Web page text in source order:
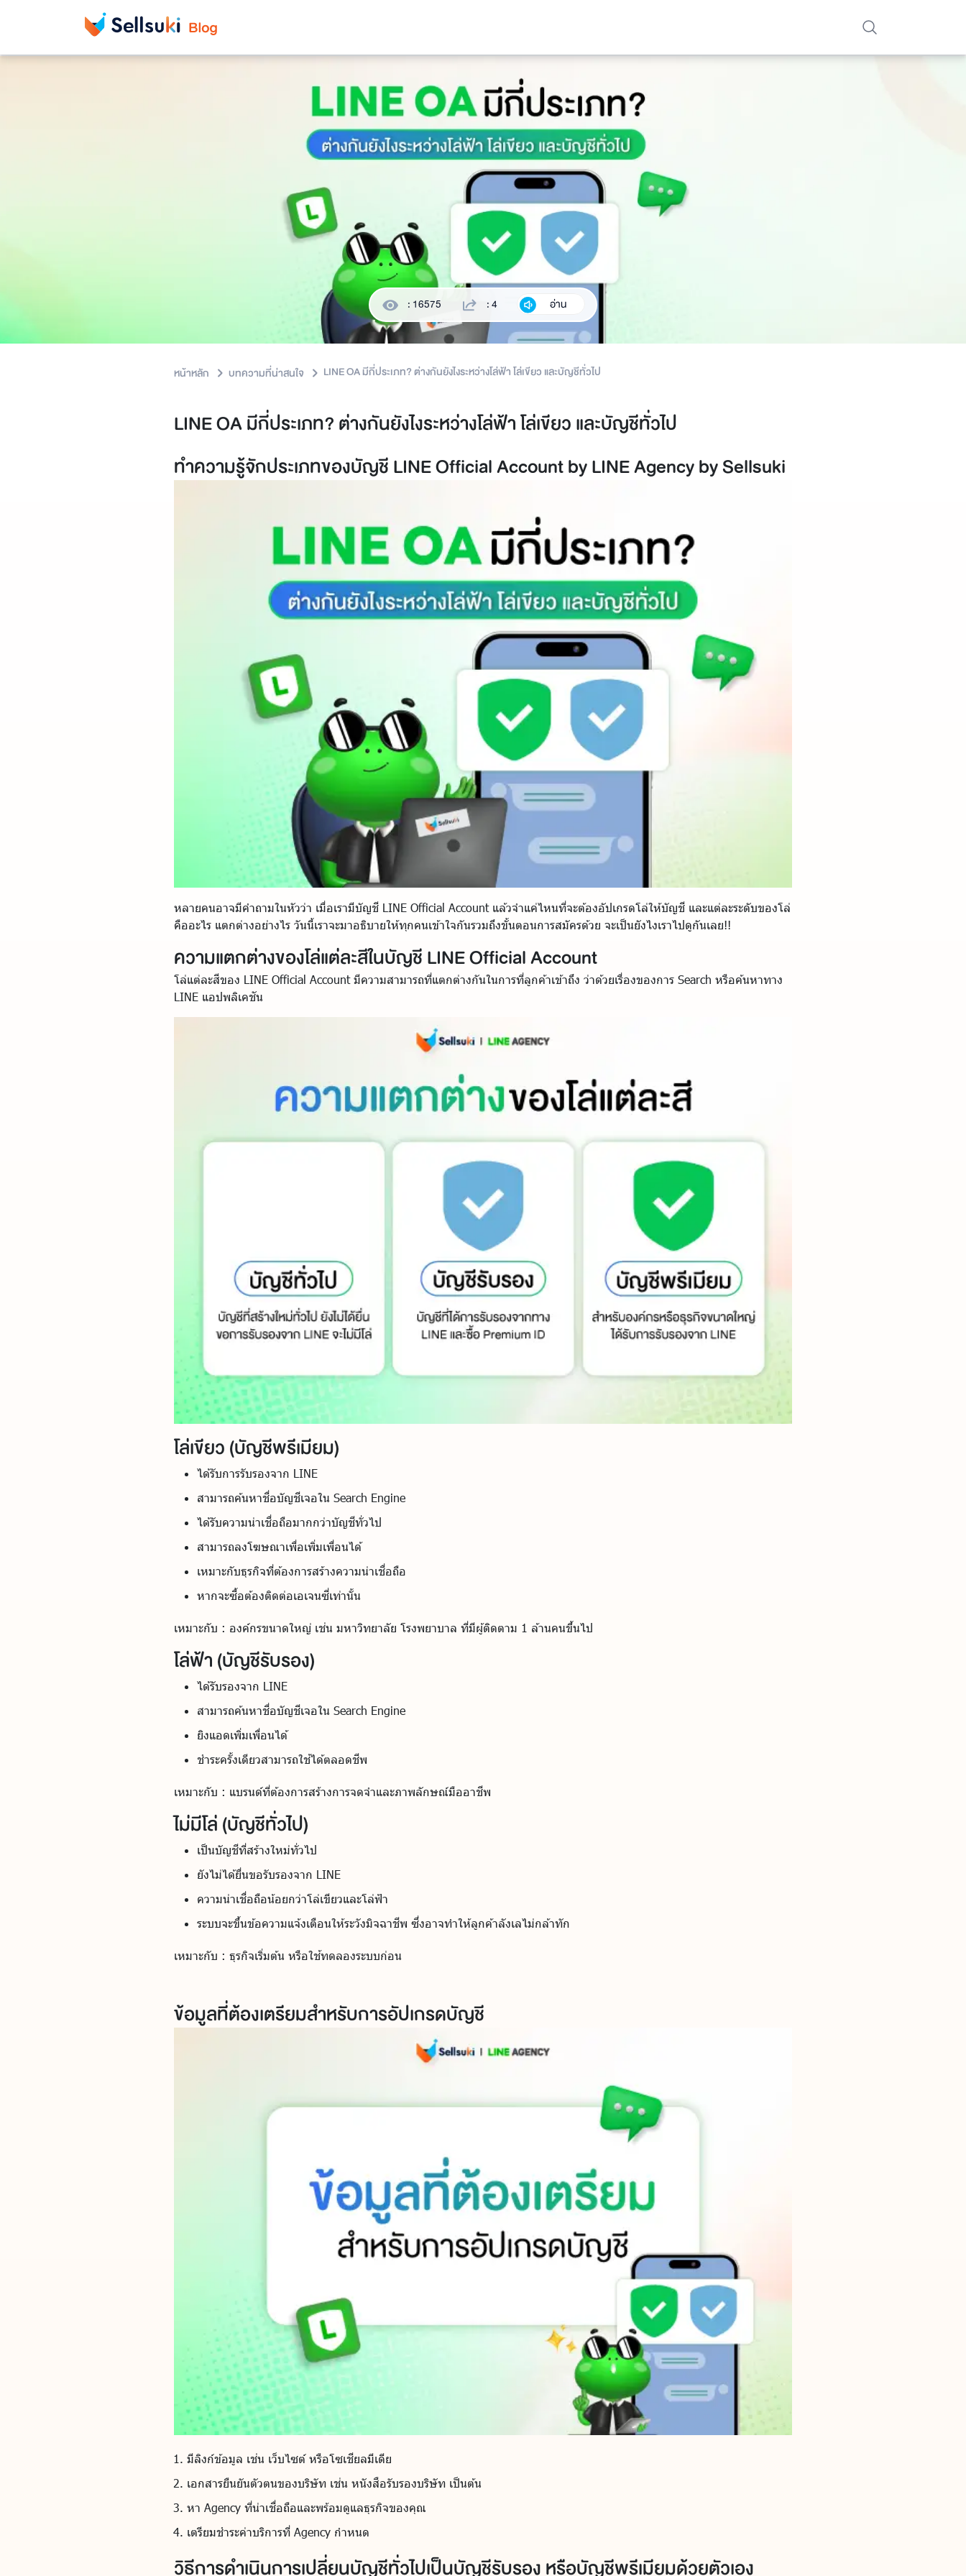
: 16575 : 4 อ่าน
หน้าหลัก บทความที่น่าสนใจ LINE OA มีกี่ประเภท? ต่างกันยังไงระหว่างโล่ฟ้า โล่เขียว และบัญชีทั่วไป
LINE OA มีกี่ประเภท? ต่างกันยังไงระหว่างโล่ฟ้า โล่เขียว และบัญชีทั่วไป
ทำความรู้จักประเภทของบัญชี LINE Official Account by LINE Agency by Sellsuki
หลายคนอาจมีคำถามในหัวว่า เมื่อเรามีบัญชี LINE Official Account แล้วจำแค่ไหนที่จะต้องอัปเกรดโล่ให้บัญชี และแต่ละระดับของโล่
คืออะไร แตกต่างอย่างไร วันนี้เราจะมาอธิบายให้ทุกคนเข้าใจกันรวมถึงขั้นตอนการสมัครด้วย จะเป็นยังไงเราไปดูกันเลย!!
ความแตกต่างของโล่แต่ละสีในบัญชี LINE Official Account
โล่แต่ละสีของ LINE Official Account มีความสามารถที่แตกต่างกันในการที่ลูกค้าเข้าถึง ว่าด้วยเรื่องของการ Search หรือค้นหาทาง
LINE แอปพลิเคชัน
โล่เขียว (บัญชีพรีเมียม)
ได้รับการรับรองจาก LINE
สามารถค้นหาชื่อบัญชีเจอใน Search Engine
ได้รับความน่าเชื่อถือมากกว่าบัญชีทั่วไป
สามารถลงโฆษณาเพื่อเพิ่มเพื่อนได้
เหมาะกับธุรกิจที่ต้องการสร้างความน่าเชื่อถือ
หากจะซื้อต้องติดต่อเอเจนซี่เท่านั้น
เหมาะกับ : องค์กรขนาดใหญ่ เช่น มหาวิทยาลัย โรงพยาบาล ที่มีผู้ติดตาม 1 ล้านคนขึ้นไป
โล่ฟ้า (บัญชีรับรอง)
ได้รับรองจาก LINE
สามารถค้นหาชื่อบัญชีเจอใน Search Engine
ยิงแอดเพิ่มเพื่อนได้
ชำระครั้งเดียวสามารถใช้ได้ตลอดชีพ
เหมาะกับ : แบรนด์ที่ต้องการสร้างการจดจำและภาพลักษณ์มืออาชีพ
ไม่มีโล่ (บัญชีทั่วไป)
เป็นบัญชีที่สร้างใหม่ทั่วไป
ยังไม่ได้ยื่นขอรับรองจาก LINE
ความน่าเชื่อถือน้อยกว่าโล่เขียวและโล่ฟ้า
ระบบจะขึ้นข้อความแจ้งเตือนให้ระวังมิจฉาชีพ ซึ่งอาจทำให้ลูกค้าลังเลไม่กล้าทัก
เหมาะกับ : ธุรกิจเริ่มต้น หรือใช้ทดลองระบบก่อน
ข้อมูลที่ต้องเตรียมสำหรับการอัปเกรดบัญชี
มีลิงก์ข้อมูล เช่น เว็บไซต์ หรือโซเชียลมีเดีย
เอกสารยืนยันตัวตนของบริษัท เช่น หนังสือรับรองบริษัท เป็นต้น
หา Agency ที่น่าเชื่อถือและพร้อมดูแลธุรกิจของคุณ
เตรียมชำระค่าบริการที่ Agency กำหนด
วิธีการดำเนินการเปลี่ยนบัญชีทั่วไปเป็นบัญชีรับรอง หรือบัญชีพรีเมียมด้วยตัวเอง